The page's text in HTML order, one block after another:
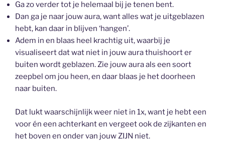
Ga zo verder tot je helemaal bij je tenen bent.
Dan ga je naar jouw aura, want alles wat je uitgeblazen
hebt, kan daar in blijven ‘hangen’.
Adem in en blaas heel krachtig uit, waarbij je
visualiseert dat wat niet in jouw aura thuishoort er
buiten wordt geblazen. Zie jouw aura als een soort
zeepbel om jou heen, en daar blaas je het doorheen
naar buiten.
Dat lukt waarschijnlijk weer niet in 1x, want je hebt een
voor én een achterkant en vergeet ook de zijkanten en
het boven en onder van jouw ZIJN niet.